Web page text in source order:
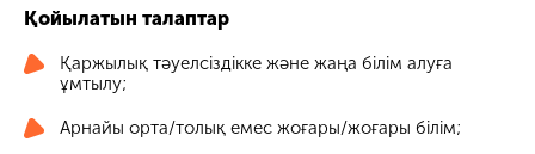
Қойылатын талаптар
Қаржылық тәуелсіздікке және жаңа білім алуға
ұмтылу;
Арнайы орта/толық емес жоғары/жоғары білім;